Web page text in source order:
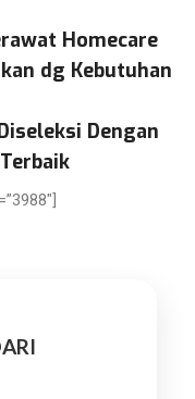
Homecare
dg Kebutuhan
Dengan